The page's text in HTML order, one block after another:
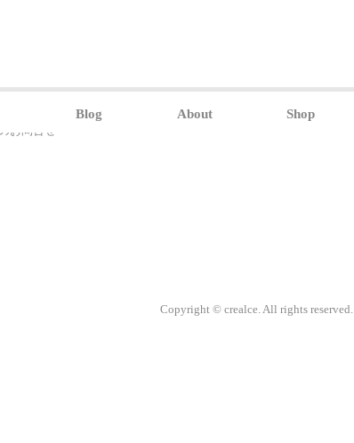
Blog About Shop
Copyright © crealce. All rights reserved.